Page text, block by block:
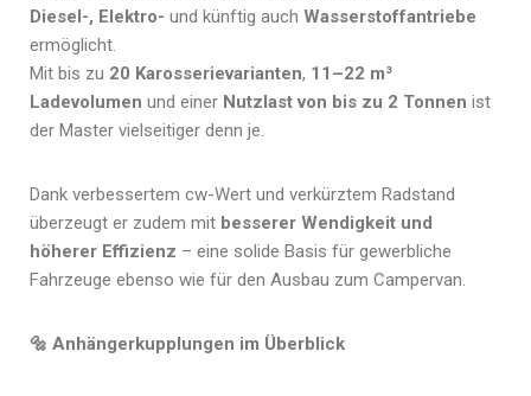
Diesel-, Elektro- und künftig auch Wasserstoffantriebe
ermöglicht.
Mit bis zu 20 Karosserievarianten, 11–22 m³
Ladevolumen und einer Nutzlast von bis zu 2 Tonnen ist
der Master vielseitiger denn je.
Dank verbessertem cw-Wert und verkürztem Radstand
überzeugt er zudem mit besserer Wendigkeit und
höherer Effizienz – eine solide Basis für gewerbliche
Fahrzeuge ebenso wie für den Ausbau zum Campervan.
🔩 Anhängerkupplungen im Überblick